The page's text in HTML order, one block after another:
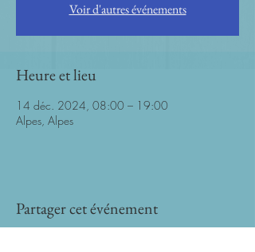
Voir d'autres événements
Heure et lieu
14 déc. 2024, 08:00 – 19:00
Alpes, Alpes
Partager cet événement